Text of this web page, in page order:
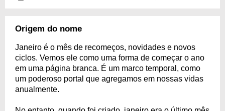
Origem do nome
Janeiro é o mês de recomeços, novidades e novos
ciclos. Vemos ele como uma forma de começar o ano
em uma página branca. É um marco temporal, como
um poderoso portal que agregamos em nossas vidas
anualmente.